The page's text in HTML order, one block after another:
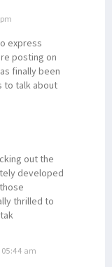
express
posting on
finally been
to talk about
out the
developed
thrilled to
am